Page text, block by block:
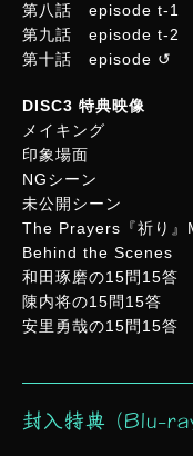
第八話 episode t-1
第九話 episode t-2
第十話 episode ↺
DISC3 特典映像
メイキング
印象場面
NGシーン
未公開シーン
The Prayers『祈り』
Behind the Scenes
和田琢磨の15問15答
陳内将の15問15答
安里勇哉の15問15答
封入特典 (Blu-